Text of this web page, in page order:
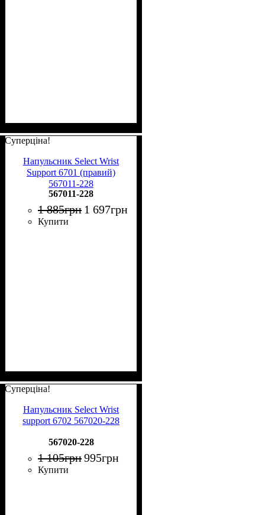
Суперціна!
Напульсник Select Wrist
Support 6701 (правий)
567011-228
567011-228
1 885грн 1 697грн
Купити
Суперціна!
Напульсник Select Wrist
support 6702 567020-228
567020-228
1 105грн995грн
Купити